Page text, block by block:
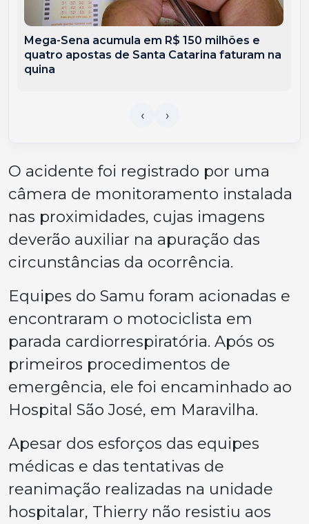
Mega-Sena acumula em R$ 150 milhões e
quatro apostas de Santa Catarina faturam na
quina
O acidente foi registrado por uma
câmera de monitoramento instalada
nas proximidades, cujas imagens
deverão auxiliar na apuração das
circunstâncias da ocorrência.
Equipes do Samu foram acionadas e
encontraram o motociclista em
parada cardiorrespiratória. Após os
primeiros procedimentos de
emergência, ele foi encaminhado ao
Hospital São José, em Maravilha.
Apesar dos esforços das equipes
médicas e das tentativas de
reanimação realizadas na unidade
hospitalar, Thierry não resistiu aos